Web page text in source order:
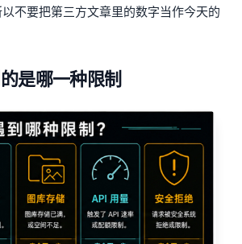
不要把第三方文章里的数字当作今天的
是哪一种限制